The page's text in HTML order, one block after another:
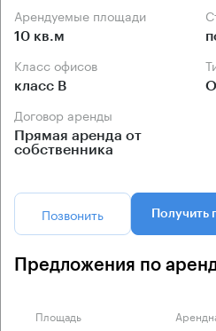
Арендуемые площади
10 кв.м
Класс офисов
класс B
Договор аренды
Прямая аренда от
собственника
Позвонить Получить
Предложения по
Площадь